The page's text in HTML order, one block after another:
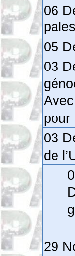
06
05
03
pour
03
de
29